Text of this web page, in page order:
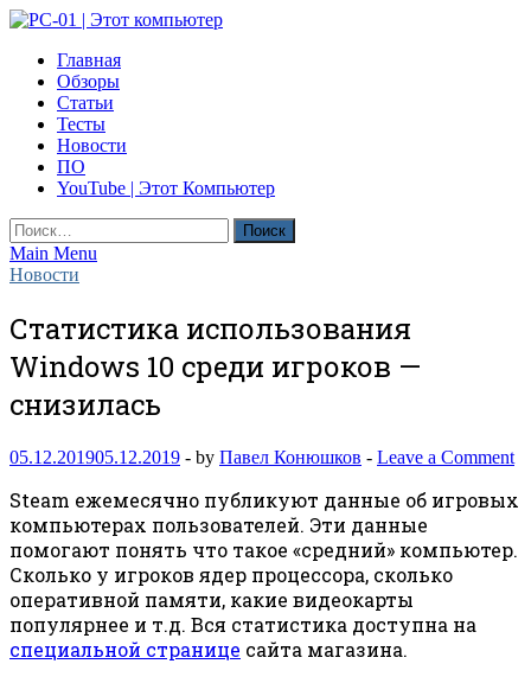
Skip
content
PC-01 | Этот компьютер
Компьютерные новости
Главная
Обзоры
Статьи
Тесты
Новости
ПО
YouTube | Этот Компьютер
Найти:
Main Menu
Новости
Статистика использования
Windows 10 среди игроков —
снизилась
05.12.201905.12.2019 - by Павел Конюшков - Leave a Comment
Steam ежемесячно публикуют данные об игровых
компьютерах пользователей. Эти данные
помогают понять что такое «средний» компьютер.
Сколько у игроков ядер процессора, сколько
оперативной памяти, какие видеокарты
популярнее и т.д. Вся статистика доступна на
специальной странице сайта магазина.